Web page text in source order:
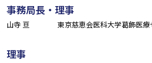
事務局長・理事
山寺 亘 東京慈恵会医科大学葛飾医
理事